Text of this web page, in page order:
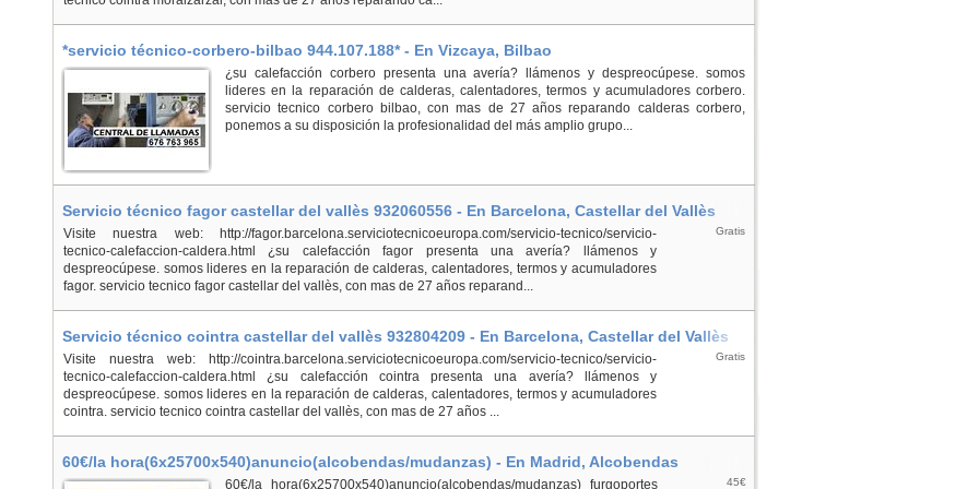
*servicio técnico-corbero-bilbao 944.107.188* - En Vizcaya, Bilbao
¿su calefacción corbero presenta una avería? llámenos y despreocúpese. somos
lideres en la reparación de calderas, calentadores, termos y acumuladores corbero.
servicio tecnico corbero bilbao, con mas de 27 años reparando calderas corbero,
ponemos a su disposición la profesionalidad del más amplio grupo...
Servicio técnico fagor castellar del vallès 932060556 - En Barcelona, Castellar del Vallès
Visite nuestra web: http://fagor.barcelona.serviciotecnicoeuropa.com/servicio-tecnico/servicio-
tecnico-calefaccion-caldera.html ¿su calefacción fagor presenta una avería? llámenos y
despreocúpese. somos lideres en la reparación de calderas, calentadores, termos y acumuladores
fagor. servicio tecnico fagor castellar del vallès, con mas de 27 años reparand...
Gratis
Servicio técnico cointra castellar del vallès 932804209 - En Barcelona, Castellar del Vallès
Visite nuestra web: http://cointra.barcelona.serviciotecnicoeuropa.com/servicio-tecnico/servicio-
tecnico-calefaccion-caldera.html ¿su calefacción cointra presenta una avería? llámenos y
despreocúpese. somos lideres en la reparación de calderas, calentadores, termos y acumuladores
cointra. servicio tecnico cointra castellar del vallès, con mas de 27 años ...
Gratis
60€/la hora(6x25700x540)anuncio(alcobendas/mudanzas) - En Madrid, Alcobendas
60€/la hora(6x25700x540)anuncio(alcobendas/mudanzas) furgoportes 45€